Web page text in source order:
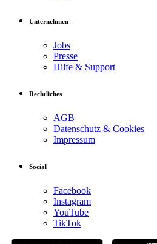
Unternehmen
Jobs
Presse
Hilfe & Support
Rechtliches
AGB
Datenschutz & Cookies
Impressum
Social
Facebook
Instagram
YouTube
TikTok